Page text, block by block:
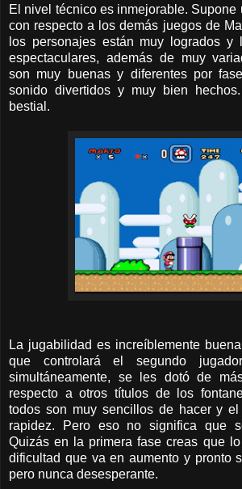
El nivel técnico es inmejorable. Supone
con respecto a los demás juegos de
los personajes están muy logrados y
espectaculares, además de muy
son muy buenas y diferentes por
sonido divertidos y muy bien
bestial.
La jugabilidad es increíblemente
que controlará el segundo
simultáneamente, se les dotó de
respecto a otros títulos de los
todos son muy sencillos de hacer y
rapidez. Pero eso no significa que
Quizás en la primera fase creas que
dificultad que va en aumento y pronto
pero nunca desesperante.